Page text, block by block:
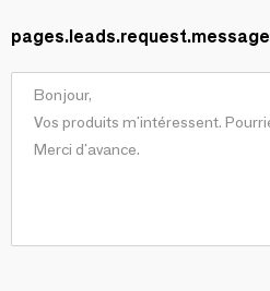
pages.leads.request.message